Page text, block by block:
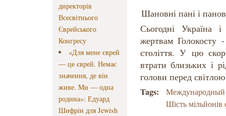
директорів
Всесвітнього
Єврейського
Конгресу
«Для мене єврей
— це єврей. Немає
значення, де він
живе. Ми — одна
родина»: Едуард
Шифрін для Jewish
Шановні пані і
Сьогодні Україна
жертвам Голокосту
століття. У цю
втрати близьких і
голови перед
Tags:
Международный
Шість мільйонів